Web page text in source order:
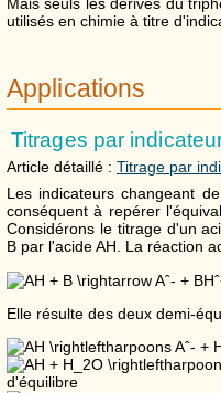
Mais seuls les dérivés du
utilisés en chimie à titre
Applications
Titrages par
Article détaillé : Titrage par
Les indicateurs changeant
conséquent à repérer
Considérons le titrage d'un
B par l'acide AH. La réaction
Elle résulte des deux demi-
d'équilibre